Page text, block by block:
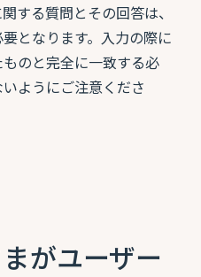
する質問とその回答は、
となります。入力の際に
のと完全に一致する必
ようにご注意くださ
がユーザー